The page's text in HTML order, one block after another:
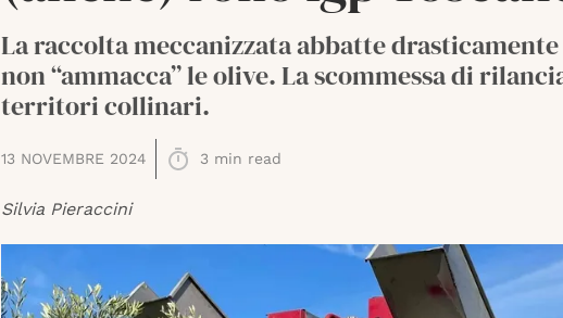
La raccolta meccanizzata abbatte
non “ammacca” le olive. La scommessa di
territori collinari.
13 NOVEMBRE 2024 3 min read
Silvia Pieraccini